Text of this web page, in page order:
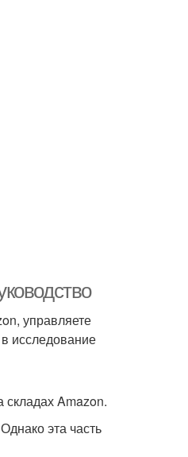
управляете
исследование
Amazon.
эта часть